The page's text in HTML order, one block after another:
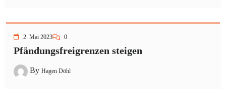
2. Mai 2023 0
Pfändungsfreigrenzen steigen
By Hagen Döhl